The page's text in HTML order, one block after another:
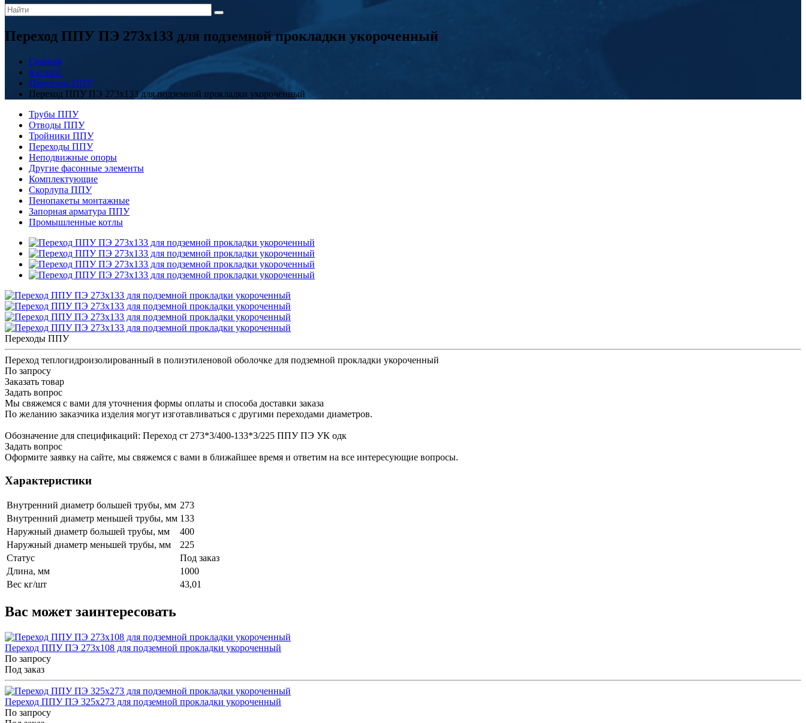
Переход ППУ ПЭ 273x133 для подземной прокладки укороченный
Главная
Каталог
Переходы ППУ
Переход ППУ ПЭ 273x133 для подземной прокладки укороченный
Трубы ППУ
Отводы ППУ
Тройники ППУ
Переходы ППУ
Неподвижные опоры
Другие фасонные элементы
Комплектующие
Скорлупа ППУ
Пенопакеты монтажные
Запорная арматура ППУ
Промышленные котлы
Переходы ППУ
Переход теплогидроизолированный в полиэтиленовой оболочке для подземной прокладки укороченный
По запросу
Заказать товар
Задать вопрос
Мы свяжемся с вами для уточнения формы оплаты и способа доставки заказа
По желанию заказчика изделия могут изготавливаться с другими переходами диаметров.
Обозначение для спецификаций: Переход ст 273*3/400-133*3/225 ППУ ПЭ УК одк
Задать вопрос
Оформите заявку на сайте, мы свяжемся с вами в ближайшее время и ответим на все интересующие вопросы.
Характеристики
Внутренний диаметр большей трубы, мм 273
Внутренний диаметр меньшей трубы, мм 133
Наружный диаметр большей трубы, мм
400
Наружный диаметр меньшей трубы, мм
225
Статус
Под заказ
Длина, мм
1000
Вес кг/шт
43,01
Вас может заинтересовать
Переход ППУ ПЭ 273x108 для подземной прокладки укороченный
По запросу
Под заказ
Переход ППУ ПЭ 325x273 для подземной прокладки укороченный
По запросу